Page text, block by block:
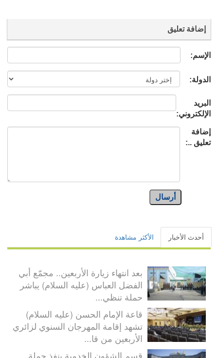
إضافة تعليق
الإسم:
الدولة:
البريد
الإلكتروني:
إضافة
تعليق ..:
أرسال
أحدث الأخبار الأكثر مشاهدة
بعد انتهاء زيارة الأربعين.. مجمّع أبي
الفضل العباس (عليه السلام) يباشر
حملة تنظي...
قاعة الإمام الحسن (عليه السلام)
تشهد إقامة المهرجان السنوي لزائري
الأربعين من قا...
قسم الشؤون الخدمية ينفذ حملة